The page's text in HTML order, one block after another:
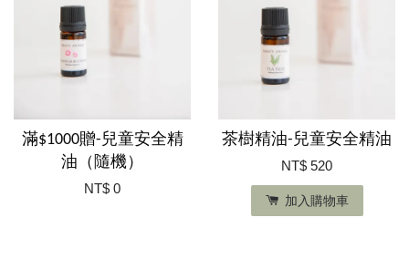
滿$1000贈-兒童安全精
油（隨機）
NT$ 0
茶樹精油-兒童安全精油
NT$ 520
加入購物車